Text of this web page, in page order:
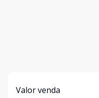
Valor venda